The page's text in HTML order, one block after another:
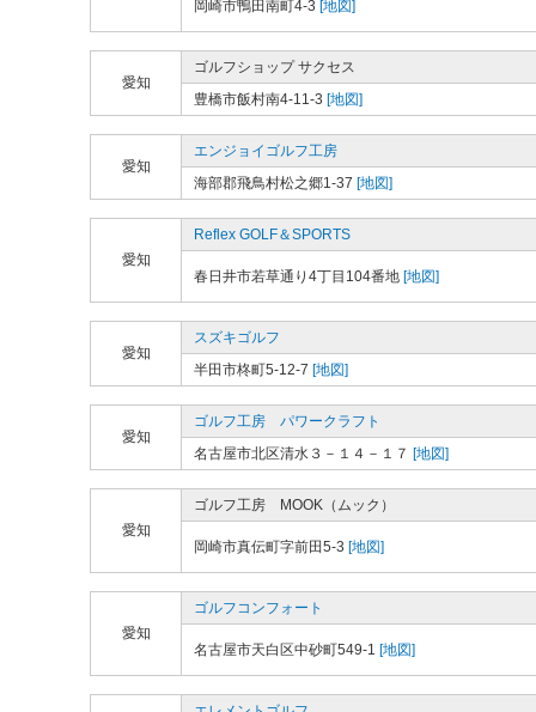
岡崎市鴨田南町4-3 [地図]
愛知
ゴルフショップ サクセス
豊橋市飯村南4-11-3 [地図]
愛知
エンジョイゴルフ工房
海部郡飛鳥村松之郷1-37 [地図]
愛知
Reflex GOLF＆SPORTS
春日井市若草通り4丁目104番地 [地図]
愛知
スズキゴルフ
半田市柊町5-12-7 [地図]
愛知
ゴルフ工房 パワークラフト
名古屋市北区清水３－１４－１７ [地図]
愛知
ゴルフ工房 MOOK（ムック）
岡崎市真伝町字前田5-3 [地図]
愛知
ゴルフコンフォート
名古屋市天白区中砂町549-1 [地図]